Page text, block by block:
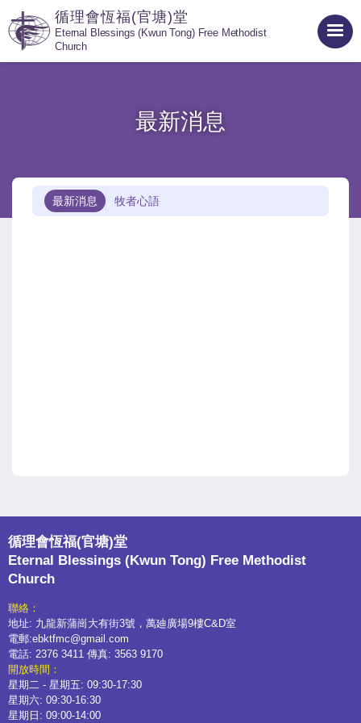
循理會恆福(官塘)堂
Eternal Blessings (Kwun Tong) Free Methodist
Church
最新消息
最新消息 牧者心語
循理會恆福(官塘)堂
Eternal Blessings (Kwun Tong) Free Methodist
Church
聯絡：
地址: 九龍新蒲崗大有街3號，萬廸廣場9樓C&D室
電郵:ebktfmc@gmail.com
電話: 2376 3411 傳真: 3563 9170
開放時間：
星期二 - 星期五: 09:30-17:30
星期六: 09:30-16:30
星期日: 09:00-14:00